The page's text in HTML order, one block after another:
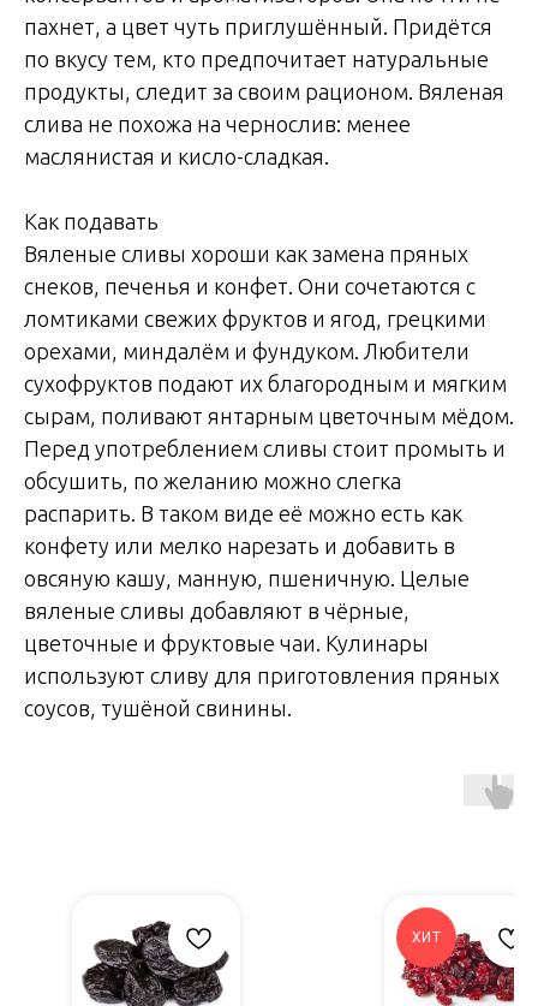
пахнет, а цвет чуть приглушённый. Придётся
по вкусу тем, кто предпочитает натуральные
продукты, следит за своим рационом. Вяленая
слива не похожа на чернослив: менее
маслянистая и кисло-сладкая.
Как подавать
Вяленые сливы хороши как замена пряных
снеков, печенья и конфет. Они сочетаются с
ломтиками свежих фруктов и ягод, грецкими
орехами, миндалём и фундуком. Любители
сухофруктов подают их благородным и мягким
сырам, поливают янтарным цветочным мёдом.
Перед употреблением сливы стоит промыть и
обсушить, по желанию можно слегка
распарить. В таком виде её можно есть как
конфету или мелко нарезать и добавить в
овсяную кашу, манную, пшеничную. Целые
вяленые сливы добавляют в чёрные,
цветочные и фруктовые чаи. Кулинары
используют сливу для приготовления пряных
соусов, тушёной свинины.
ХИТ